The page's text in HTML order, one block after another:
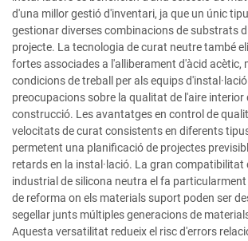
d'una millor gestió d'inventari, ja que un únic
gestionar diverses combinacions de substrats
projecte. La tecnologia de curat neutre també
fortes associades a l'alliberament d'àcid acètic,
condicions de treball per als equips
preocupacions sobre la qualitat de l'aire interior
construcció. Les avantatges en control de
velocitats de curat consistents en diferents
permetent una planificació de projectes
retards en la instal·lació. La gran compatibilitat
industrial de silicona neutra el fa
de reforma on els materials suport poden ser
segellar junts múltiples generacions de
Aquesta versatilitat redueix el risc d'errors